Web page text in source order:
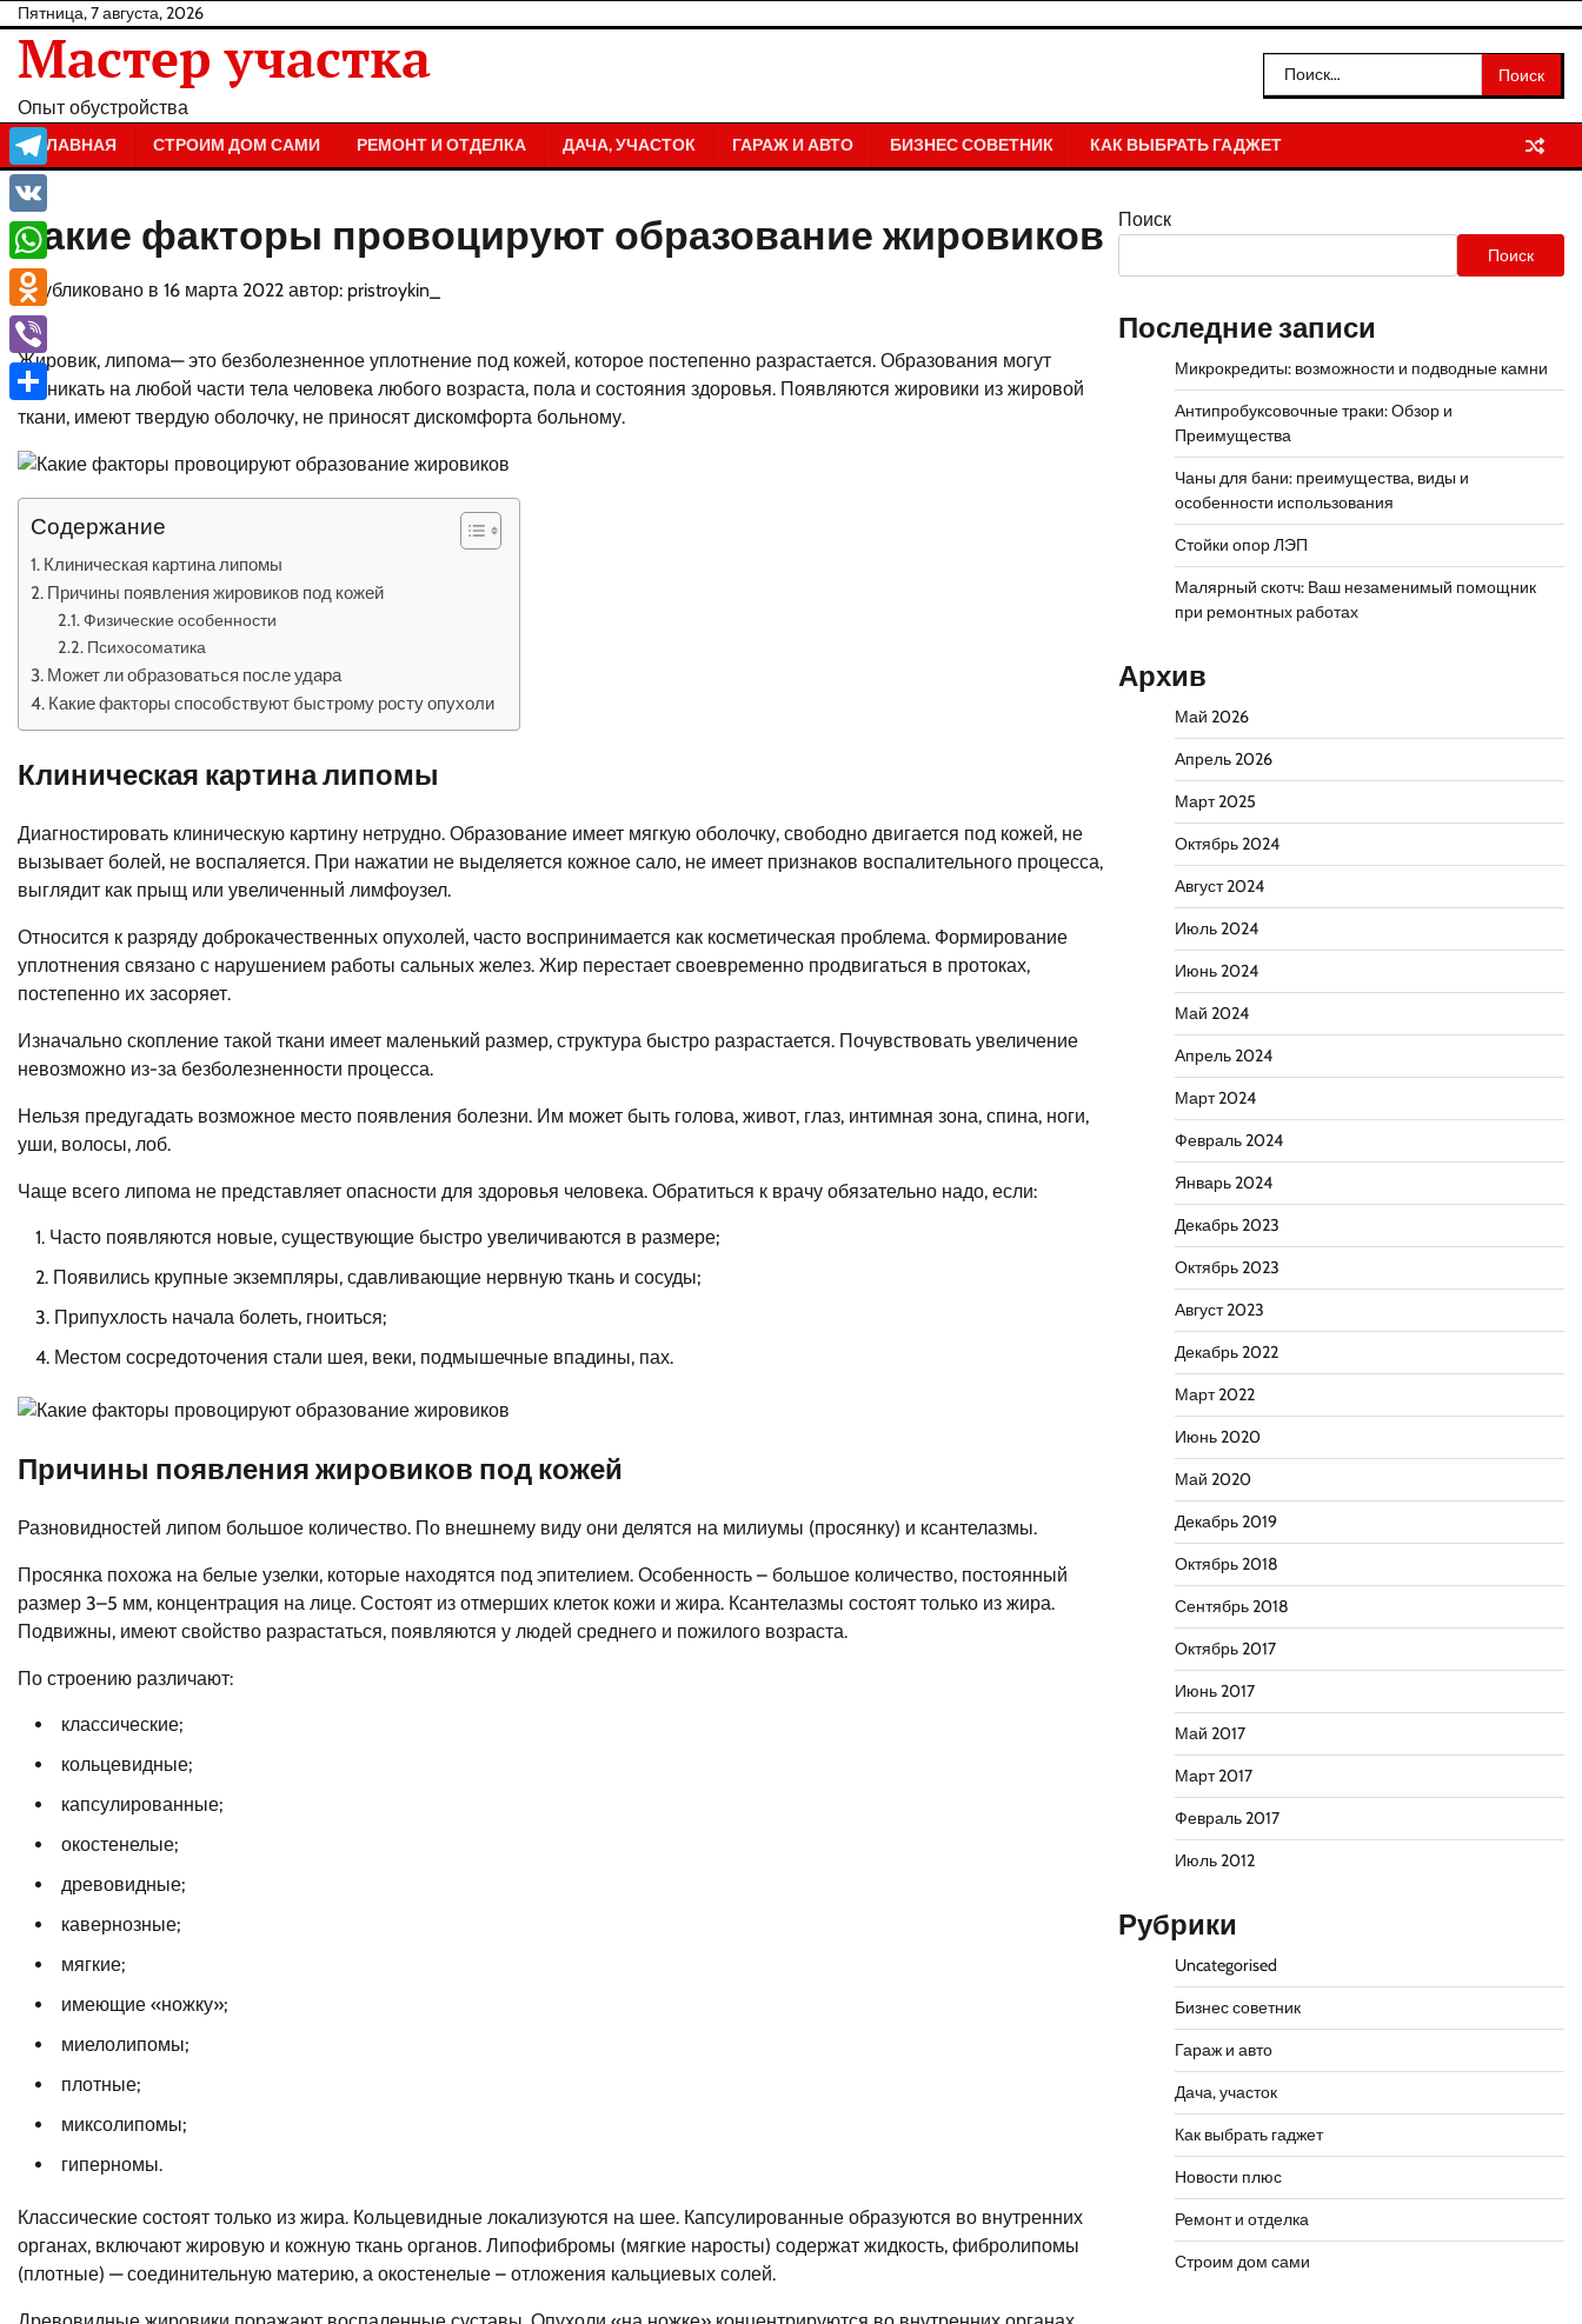
Перейти
содержанию
Пятница, 7 августа, 2026
Мастер участка
Опыт обустройства
Найти:
ГЛАВНАЯ СТРОИМ ДОМ САМИ РЕМОНТ И ОТДЕЛКА ДАЧА, УЧАСТОК ГАРАЖ И АВТО БИЗНЕС СОВЕТНИК КАК ВЫБРАТЬ ГАДЖЕТ
Какие факторы провоцируют образование жировиков
Опубликовано в 16 марта 2022 автор: pristroykin_
Жировик, липома— это безболезненное уплотнение под кожей, которое постепенно разрастается. Образования могут
возникать на любой части тела человека любого возраста, пола и состояния здоровья. Появляются жировики из жировой
ткани, имеют твердую оболочку, не приносят дискомфорта больному.
Содержание
Клиническая картина липомы
Причины появления жировиков под кожей
Физические особенности
Психосоматика
Может ли образоваться после удара
Какие факторы способствуют быстрому росту опухоли
Клиническая картина липомы
Диагностировать клиническую картину нетрудно. Образование имеет мягкую оболочку, свободно двигается под кожей, не
вызывает болей, не воспаляется. При нажатии не выделяется кожное сало, не имеет признаков воспалительного процесса,
выглядит как прыщ или увеличенный лимфоузел.
Относится к разряду доброкачественных опухолей, часто воспринимается как косметическая проблема. Формирование
уплотнения связано с нарушением работы сальных желез. Жир перестает своевременно продвигаться в протоках,
постепенно их засоряет.
Изначально скопление такой ткани имеет маленький размер, структура быстро разрастается. Почувствовать увеличение
невозможно из-за безболезненности процесса.
Нельзя предугадать возможное место появления болезни. Им может быть голова, живот, глаз, интимная зона, спина, ноги,
уши, волосы, лоб.
Чаще всего липома не представляет опасности для здоровья человека. Обратиться к врачу обязательно надо, если:
Часто появляются новые, существующие быстро увеличиваются в размере;
Появились крупные экземпляры, сдавливающие нервную ткань и сосуды;
Припухлость начала болеть, гноиться;
Местом сосредоточения стали шея, веки, подмышечные впадины, пах.
Причины появления жировиков под кожей
Разновидностей липом большое количество. По внешнему виду они делятся на милиумы (просянку) и ксантелазмы.
Просянка похожа на белые узелки, которые находятся под эпителием. Особенность – большое количество, постоянный
размер 3–5 мм, концентрация на лице. Состоят из отмерших клеток кожи и жира. Ксантелазмы состоят только из жира.
Подвижны, имеют свойство разрастаться, появляются у людей среднего и пожилого возраста.
По строению различают:
классические;
кольцевидные;
капсулированные;
окостенелые;
древовидные;
кавернозные;
мягкие;
имеющие «ножку»;
миелолипомы;
плотные;
миксолипомы;
гиперномы.
Классические состоят только из жира. Кольцевидные локализуются на шее. Капсулированные образуются во внутренних
органах, включают жировую и кожную ткань органов. Липофибромы (мягкие наросты) содержат жидкость, фибролипомы
(плотные) — соединительную материю, а окостенелые – отложения кальциевых солей.
Поиск
Поиск
Последние записи
Микрокредиты: возможности и подводные камни
Антипробуксовочные траки: Обзор и
Преимущества
Чаны для бани: преимущества, виды и
особенности использования
Стойки опор ЛЭП
Малярный скотч: Ваш незаменимый помощник
при ремонтных работах
Архив
Май 2026
Апрель 2026
Март 2025
Октябрь 2024
Август 2024
Июль 2024
Июнь 2024
Май 2024
Апрель 2024
Март 2024
Февраль 2024
Январь 2024
Декабрь 2023
Октябрь 2023
Август 2023
Декабрь 2022
Март 2022
Июнь 2020
Май 2020
Декабрь 2019
Октябрь 2018
Сентябрь 2018
Октябрь 2017
Июнь 2017
Май 2017
Март 2017
Февраль 2017
Июль 2012
Рубрики
Uncategorised
Бизнес советник
Гараж и авто
Дача, участок
Как выбрать гаджет
Новости плюс
Ремонт и отделка
Строим дом сами
Telegram
VK
WhatsApp
Odnoklassniki
Viber
Отправить